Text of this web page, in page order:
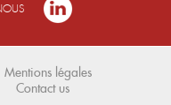
Mentions légales
Contact us